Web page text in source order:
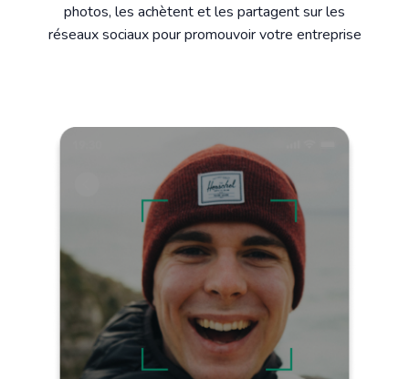
photos, les achètent et les partagent sur les
réseaux sociaux pour promouvoir votre entreprise